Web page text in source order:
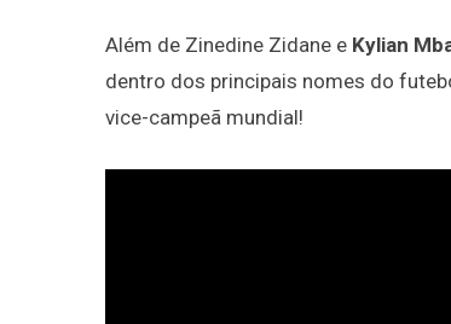
Além de Zinedine Zidane e Kylian
dentro dos principais nomes do
vice-campeã mundial!